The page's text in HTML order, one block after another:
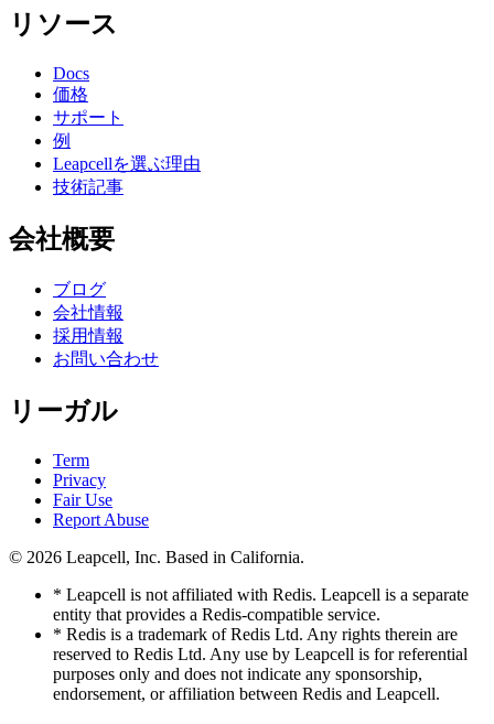
リソース
Docs
価格
サポート
例
Leapcellを選ぶ理由
技術記事
会社概要
ブログ
会社情報
採用情報
お問い合わせ
リーガル
Term
Privacy
Fair Use
Report Abuse
© 2026 Leapcell, Inc. Based in California.
* Leapcell is not affiliated with Redis. Leapcell is a separate
entity that provides a Redis-compatible service.
* Redis is a trademark of Redis Ltd. Any rights therein are
reserved to Redis Ltd. Any use by Leapcell is for referential
purposes only and does not indicate any sponsorship,
endorsement, or affiliation between Redis and Leapcell.